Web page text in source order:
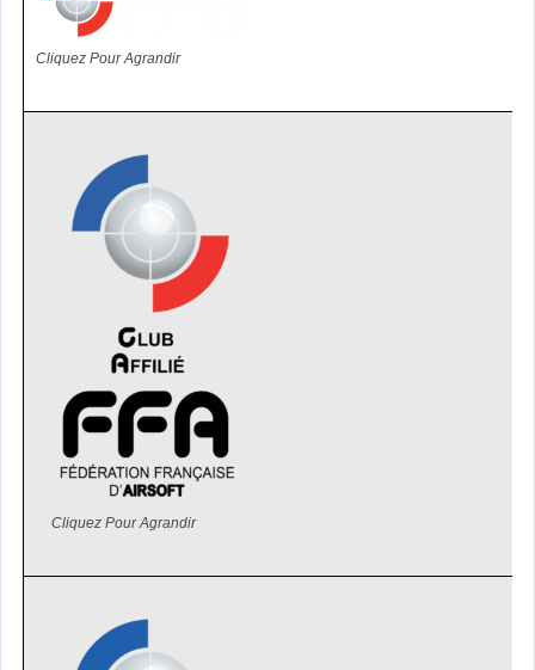
Cliquez Pour Agrandir
Cliquez Pour Agrandir